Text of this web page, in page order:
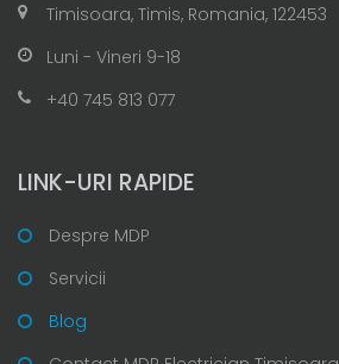
Timisoara, Timis, Romania, 122453
Luni - Vineri 9-18
+40 745 813 077
LINK-URI RAPIDE
Despre MDP
Servicii
Blog